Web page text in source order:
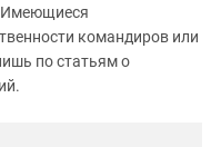
Имеющиеся
командиров или
по статьям о